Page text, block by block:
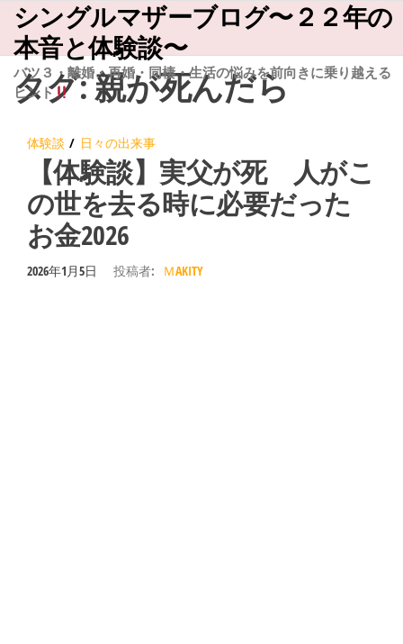
コ
ン
テ
ン
シングルマザーブログ〜２２年の
本音と体験談〜
バツ３・離婚・再婚・同棲・生活の悩みを前向きに乗り越える
ヒント
タグ:親が死んだら
体験談 日々の出来事
【体験談】実父が死 人がこ
の世を去る時に必要だった
お金2026
2026年1月5日 投稿者: ＭAKITY